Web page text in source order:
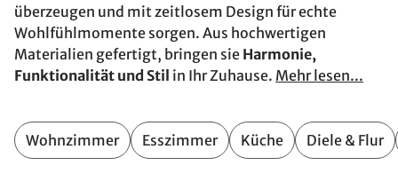
überzeugen und mit zeitlosem Design für echte
Wohlfühlmomente sorgen. Aus hochwertigen
Materialien gefertigt, bringen sie Harmonie,
Funktionalität und Stil in Ihr Zuhause. Mehr lesen...
Wohnzimmer Esszimmer Küche Diele & Flur